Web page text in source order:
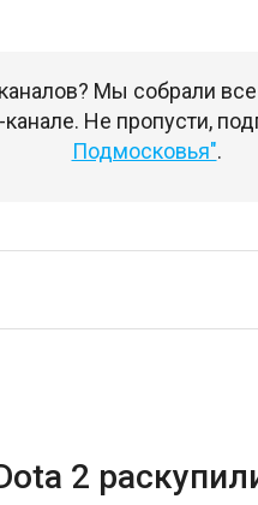
Мы собрали
Не пропусти,
Подмосковья".
2